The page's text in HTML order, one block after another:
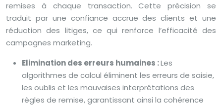
remises à chaque transaction. Cette précision se
traduit par une confiance accrue des clients et une
réduction des litiges, ce qui renforce l’efficacité des
campagnes marketing.
Elimination des erreurs humaines :Les
algorithmes de calcul éliminent les erreurs de saisie,
les oublis et les mauvaises interprétations des
règles de remise, garantissant ainsi la cohérence